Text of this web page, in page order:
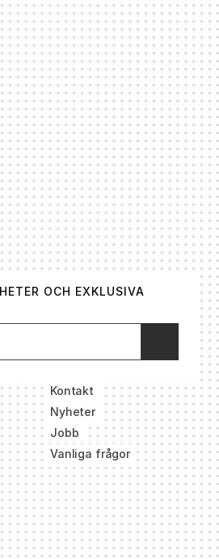
Maj 24, 2024
– ”Potentialen
stort och brett och trappar upp
OCH EXKLUSIVA
Kontakt
Nyheter
Jobb
Vanliga frågor